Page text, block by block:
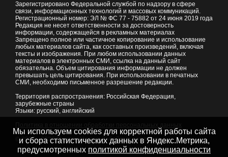
Зарегистрировано Федеральной службой по надзору в сфере
связи, информационных технологий и массовых коммуникаций.
Регистрационный номер: ЭЛ № ФС 77 - 75882 от 24 июня 2019 года
Редакция не несет ответственности за достоверность
информации, содержащейся в рекламных материалах
Запрещено полное или частичное копирование и использование
любых материалов сайта, как составных произведений, включая
тексты и изображения. При любом использовании данных
материалов в электронных СМИ, ссылка на данный сайт
обязательна. Объем цитирования информации не должен
превышать цель цитирования. При использовании в печатных
СМИ, необходимо письменное разрешение редакции.
Территория распространения: Российская Федерация,
зарубежные страны
Языки: русский, английский
© 2007 - 2026Портал Читы и Забайкальского края
Мы используем cookies для корректной работы сайта
и сбора статистических данных в Яндекс.Метрика,
предусмотренных политикой конфиденциальности